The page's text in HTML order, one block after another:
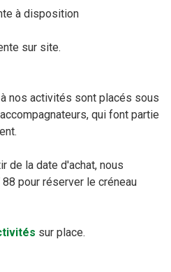
à disposition
sur site.
nos activités sont placés sous
qui font partie
de la date d'achat, nous
pour réserver le créneau
sur place.